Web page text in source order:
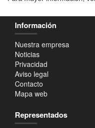
Información
Nuestra empresa
Noticias
Privacidad
Aviso legal
Contacto
Mapa web
Representados